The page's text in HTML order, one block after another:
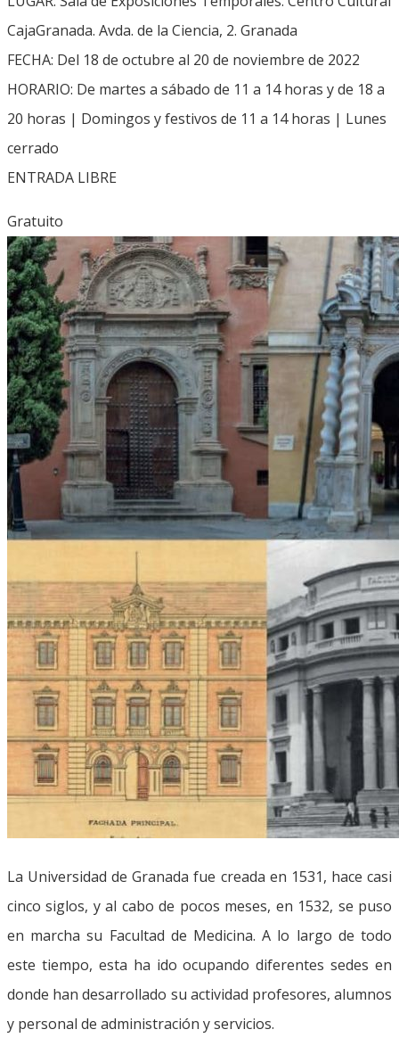
CajaGranada. Avda. de la Ciencia, 2. Granada
FECHA: Del 18 de octubre al 20 de noviembre de 2022
HORARIO: De martes a sábado de 11 a 14 horas y de 18 a
20 horas | Domingos y festivos de 11 a 14 horas | Lunes
cerrado
ENTRADA LIBRE
Gratuito
La Universidad de Granada fue creada en 1531, hace casi
cinco siglos, y al cabo de pocos meses, en 1532, se puso
en marcha su Facultad de Medicina. A lo largo de todo
este tiempo, esta ha ido ocupando diferentes sedes en
donde han desarrollado su actividad profesores, alumnos
y personal de administración y servicios.